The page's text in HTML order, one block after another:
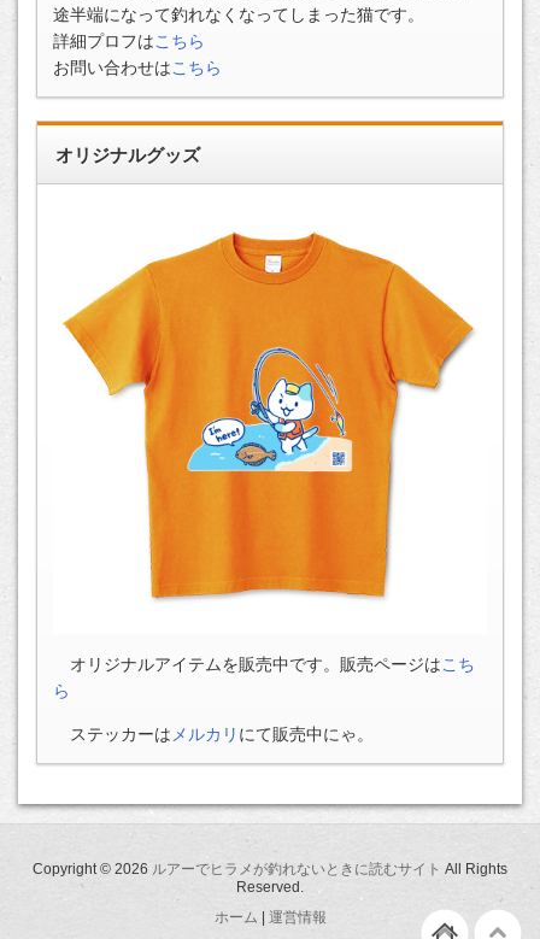
途半端になって釣れなくなってしまった猫です。
詳細プロフはこちら
お問い合わせはこちら
オリジナルグッズ
オリジナルアイテムを販売中です。販売ページはこち
ら
ステッカーは メルカリ にて販売中にゃ。
Copyright © 2026 ルアーでヒラメが釣れないときに読むサイト All Rights
Reserved.
ホーム
運営情報